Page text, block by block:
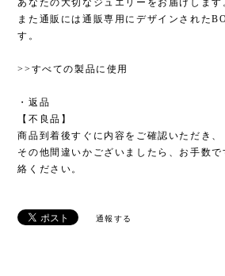
あなたの大切なジュエリーをお届けします
また通販には通販専用にデザインされた
す。
>>すべての製品に使用
・返品
【不良品】
商品到着後すぐに内容をご確認いただき、
その他間違いかございましたら、お手数
絡ください。
通報する